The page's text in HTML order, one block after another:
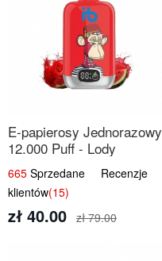
E-papierosy Jednorazowy
12.000 Puff - Lody
Arbuzowe | Orzeźwiający
Smak
665 Sprzedane Recenzje
klientów(15)
zł 40.00 zł 79.00